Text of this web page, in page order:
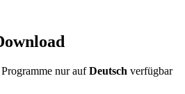
nur aufDeutsch verfügbar